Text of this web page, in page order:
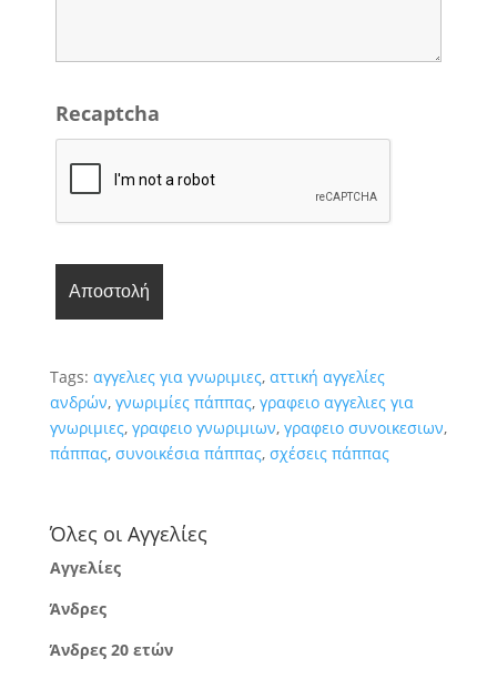
Recaptcha
Tags: αγγελιες για γνωριμιες, αττική αγγελίες
ανδρών, γνωριμίες πάππας, γραφειο αγγελιες για
γνωριμιες, γραφειο γνωριμιων, γραφειο συνοικεσιων,
πάππας, συνοικέσια πάππας, σχέσεις πάππας
Όλες οι Αγγελίες
Αγγελίες
Άνδρες
Άνδρες 20 ετών